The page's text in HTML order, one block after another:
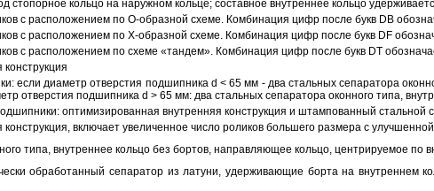
стопорное кольцо на наружном кольце; составное внутреннее кольцо
с расположением по О-образной схеме. Комбинация цифр после букв DB
с расположением по Х-образной схеме. Комбинация цифр после букв DF
с расположением по схеме «тандем». Комбинация цифр после букв DT
если диаметр отверстия подшипника d < 65 мм - два стальных сепаратора
отверстия подшипника d > 65 мм: два стальных сепаратора оконного типа,
оптимизированная внутренняя конструкция и штампованный стальной
включает увеличенное число роликов большего размера с
типа, внутреннее кольцо без бортов, направляющее кольцо, центрируемое по
обработанный сепаратор из латуни, удерживающие борта на внутреннем